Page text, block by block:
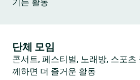
기는 활동
단체 모임
콘서트, 페스티벌, 노래방, 스포
께하면 더 즐거운 활동